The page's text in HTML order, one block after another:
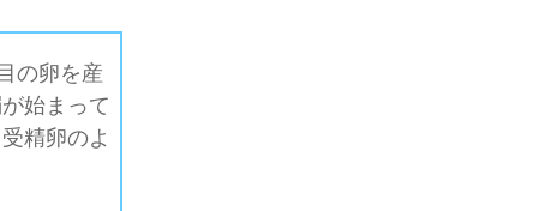
の卵を産
始まって
精卵のよ